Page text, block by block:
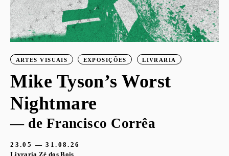
ARTES VISUAIS EXPOSIÇÕES LIVRARIA
Mike Tyson’s Worst
Nightmare
— de Francisco Corrêa
23.05 — 31.08.26
Livraria Zé dos Bois